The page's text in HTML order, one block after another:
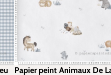
Papier peint Animaux De